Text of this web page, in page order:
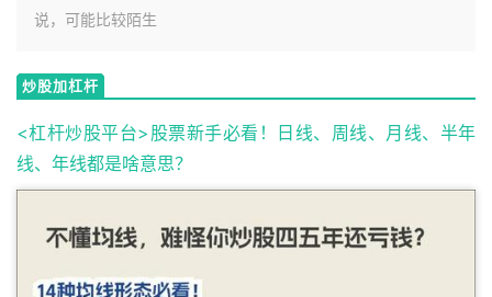
说，可能比较陌生
炒股加杠杆
<杠杆炒股平台>股票新手必看！日线、周线、月线、半年
线、年线都是啥意思？